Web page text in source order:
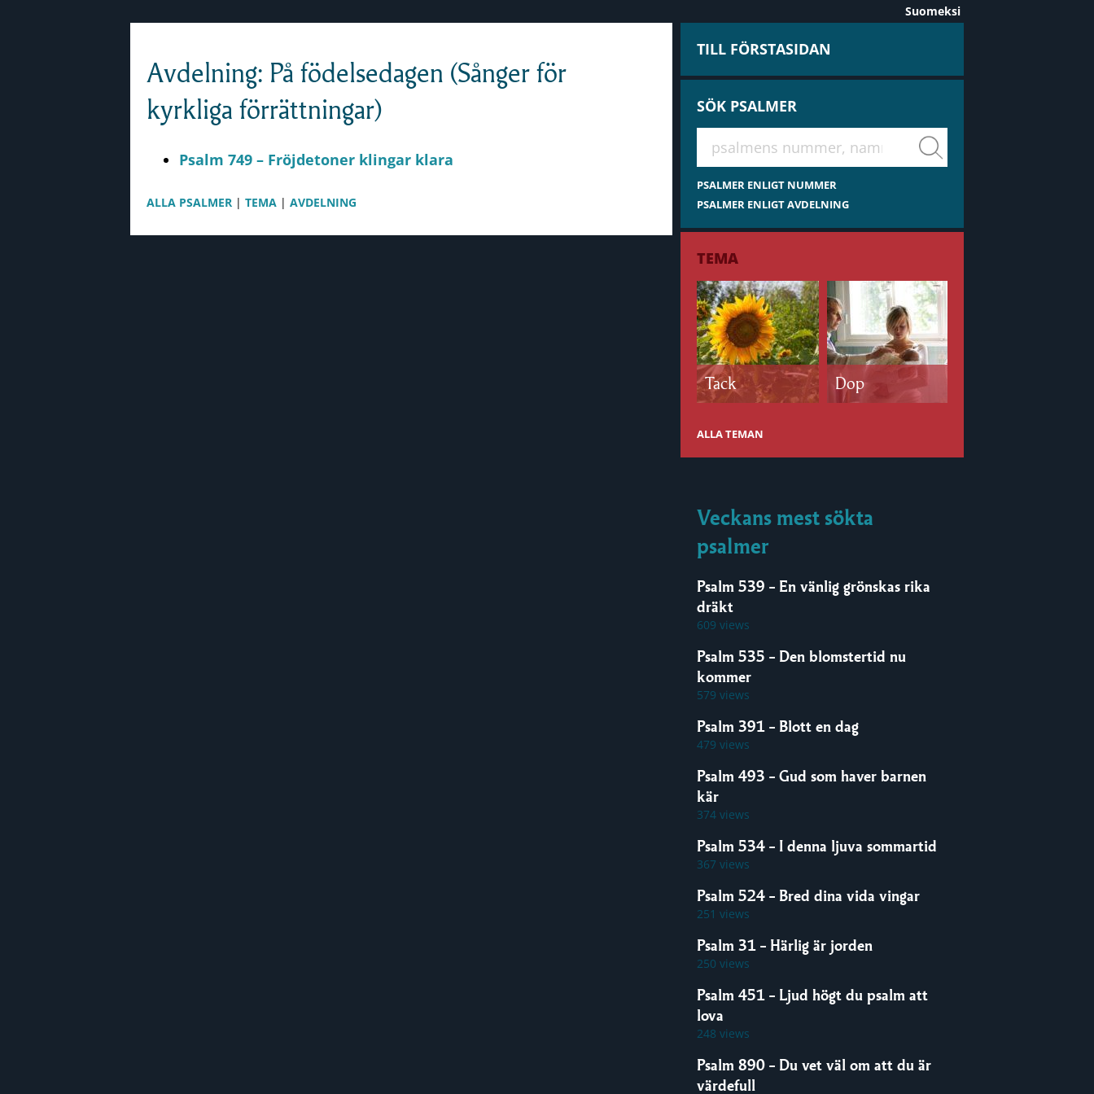
Suomeksi
Avdelning: På födelsedagen (Sånger för
kyrkliga förrättningar)
Psalm 749 – Fröjdetoner klingar klara
ALLA PSALMER | TEMA | AVDELNING
TILL FÖRSTASIDAN
SÖK PSALMER
Hae virsiä
PSALMER ENLIGT NUMMER
PSALMER ENLIGT AVDELNING
TEMA
Tack Dop
ALLA TEMAN
Veckans mest sökta
psalmer
Psalm 539 – En vänlig grönskas rika
dräkt
609 views
Psalm 535 – Den blomstertid nu
kommer
579 views
Psalm 391 – Blott en dag
479 views
Psalm 493 – Gud som haver barnen
kär
374 views
Psalm 534 – I denna ljuva sommartid
367 views
Psalm 524 – Bred dina vida vingar
251 views
Psalm 31 – Härlig är jorden
250 views
Psalm 451 – Ljud högt du psalm att
lova
248 views
Psalm 890 – Du vet väl om att du är
värdefull